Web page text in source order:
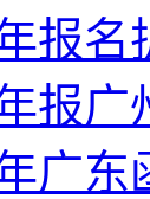
报
报
广